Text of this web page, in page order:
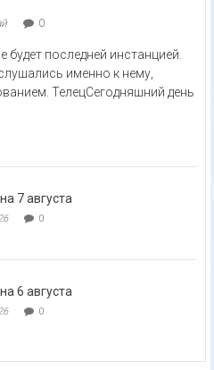
0
последней инстанцией.
именно к нему,
ТелецСегодняшний день
7 августа
0
6 августа
0